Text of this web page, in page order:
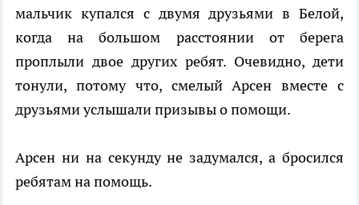
мальчик купался с двумя друзьями в Белой,
когда на большом расстоянии от берега
проплыли двое других ребят. Очевидно, дети
тонули, потому что, смелый Арсен вместе с
друзьями услышали призывы о помощи.
Арсен ни на секунду не задумался, а бросился
ребятам на помощь.